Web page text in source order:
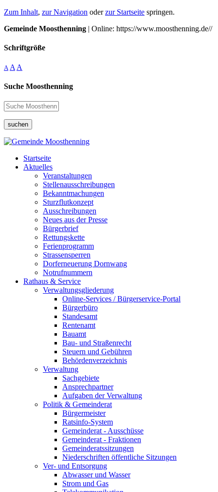
Zum Inhalt, zur Navigation oderzur Startseite springen.
Gemeinde Moosthenning | Online: https://www.moosthenning.de//
Schriftgröße
A A A
Suche Moosthenning
suchen
Startseite
Aktuelles
Veranstaltungen
Stellenausschreibungen
Bekanntmachungen
Sturzflutkonzept
Ausschreibungen
Neues aus der Presse
Bürgerbrief
Rettungskette
Ferienprogramm
Strassensperren
Dorferneuerung Dornwang
Notrufnummern
Rathaus & Service
Verwaltungsgliederung
Online-Services / Bürgerservice-Portal
Bürgerbüro
Standesamt
Rentenamt
Bauamt
Bau- und Straßenrecht
Steuern und Gebühren
Behördenverzeichnis
Verwaltung
Sachgebiete
Ansprechpartner
Aufgaben der Verwaltung
Politik & Gemeinderat
Bürgermeister
Ratsinfo-System
Gemeinderat - Ausschüsse
Gemeinderat - Fraktionen
Gemeinderatssitzungen
Niederschriften öffentliche Sitzungen
Ver- und Entsorgung
Abwasser und Wasser
Strom und Gas